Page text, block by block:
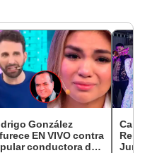
González
EN VIVO contra
conductora de